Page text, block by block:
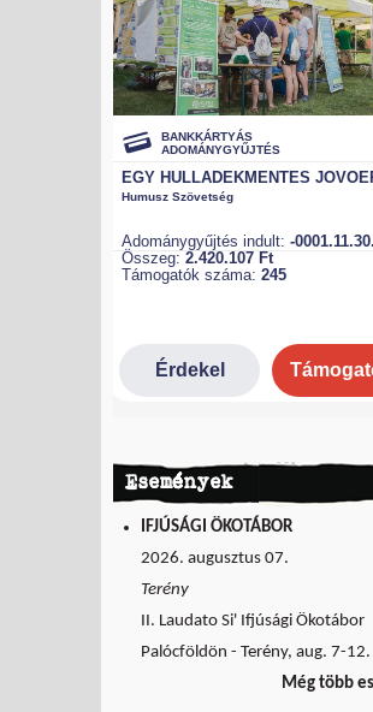
Események
IFJÚSÁGI ÖKOTÁBOR
2026. augusztus 07.
Terény
II. Laudato Si' Ifjúsági Ökotábor
Palócföldön - Terény, aug. 7-12.
Még több